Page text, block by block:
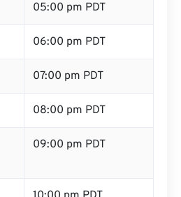
05:00 pm PDT
06:00 pm PDT
07:00 pm PDT
08:00 pm PDT
09:00 pm PDT